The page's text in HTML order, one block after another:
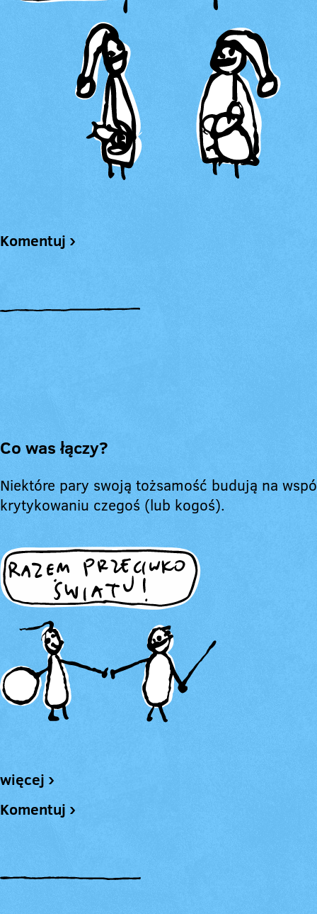
Komentuj ›
Co was łączy?
Niektóre pary swoją tożsamość budują na
krytykowaniu czegoś (lub kogoś).
więcej ›
Komentuj ›